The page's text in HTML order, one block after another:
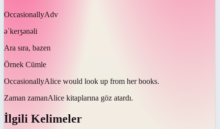
OccasionallyAdv
əˈkeɪʒənəli
Ara sıra, bazen
Örnek Cümle
OccasionallyAlice would look up from her books.
Zaman zamanAlice kitaplarına göz atardı.
İlgili Kelimeler